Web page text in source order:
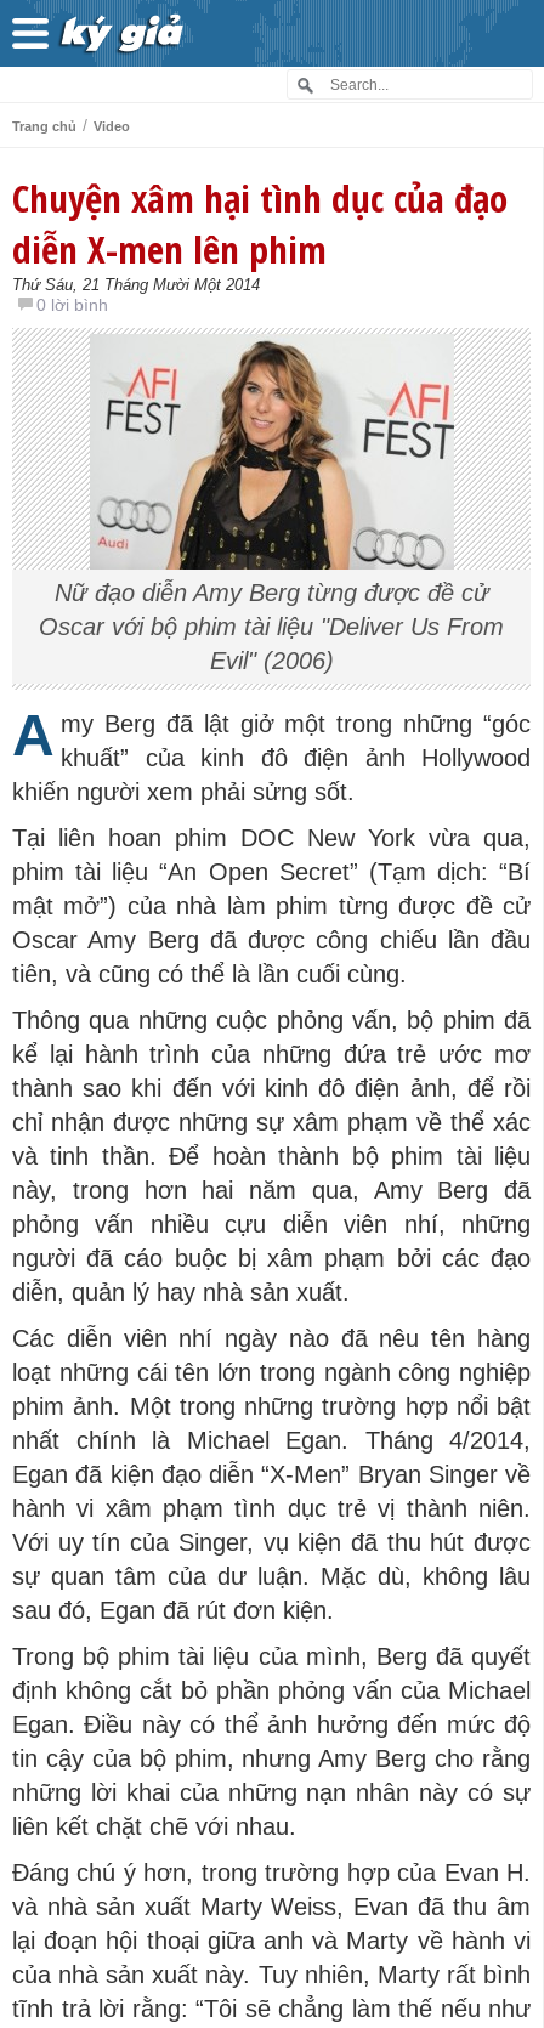
Trang chủ / Video
Chuyện xâm hại tình dục của đạo
diễn X-men lên phim
Thứ Sáu, 21 Tháng Mười Một 2014
0 lời bình
Nữ đạo diễn Amy Berg từng được đề cử
Oscar với bộ phim tài liệu "Deliver Us From
Evil" (2006)​
A my Berg đã lật giở một trong những “góc
khuất” của kinh đô điện ảnh Hollywood
khiến người xem phải sửng sốt.
Tại liên hoan phim DOC New York vừa qua,
phim tài liệu “An Open Secret” (Tạm dịch: “Bí
mật mở”) của nhà làm phim từng được đề cử
Oscar Amy Berg đã được công chiếu lần đầu
tiên, và cũng có thể là lần cuối cùng.
Thông qua những cuộc phỏng vấn, bộ phim đã
kể lại hành trình của những đứa trẻ ước mơ
thành sao khi đến với kinh đô điện ảnh, để rồi
chỉ nhận được những sự xâm phạm về thể xác
và tinh thần. Để hoàn thành bộ phim tài liệu
này, trong hơn hai năm qua, Amy Berg đã
phỏng vấn nhiều cựu diễn viên nhí, những
người đã cáo buộc bị xâm phạm bởi các đạo
diễn, quản lý hay nhà sản xuất.
Các diễn viên nhí ngày nào đã nêu tên hàng
loạt những cái tên lớn trong ngành công nghiệp
phim ảnh. Một trong những trường hợp nổi bật
nhất chính là Michael Egan. Tháng 4/2014,
Egan đã kiện đạo diễn “X-Men” Bryan Singer về
hành vi xâm phạm tình dục trẻ vị thành niên.
Với uy tín của Singer, vụ kiện đã thu hút được
sự quan tâm của dư luận. Mặc dù, không lâu
sau đó, Egan đã rút đơn kiện.
Trong bộ phim tài liệu của mình, Berg đã quyết
định không cắt bỏ phần phỏng vấn của Michael
Egan. Điều này có thể ảnh hưởng đến mức độ
tin cậy của bộ phim, nhưng Amy Berg cho rằng
những lời khai của những nạn nhân này có sự
liên kết chặt chẽ với nhau.
Đáng chú ý hơn, trong trường hợp của Evan H.
và nhà sản xuất Marty Weiss, Evan đã thu âm
lại đoạn hội thoại giữa anh và Marty về hành vi
của nhà sản xuất này. Tuy nhiên, Marty rất bình
tĩnh trả lời rằng: “Tôi sẽ chẳng làm thế nếu như